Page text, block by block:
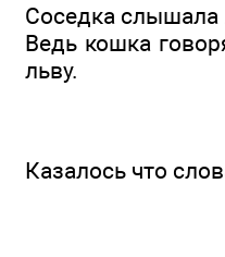
Соседка
Ведь кошка
льву.
Казалось что